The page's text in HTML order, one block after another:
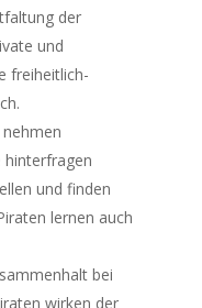
der
und
freiheitlich-
hinterfragen
und finden
lernen auch
bei
wirken der